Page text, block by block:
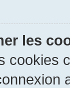
les
cookies